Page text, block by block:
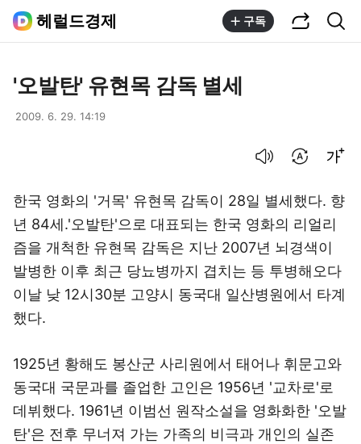
헤럴드경제 구독
'오발탄' 유현목 감독 별세
2009. 6. 29. 14:19
한국 영화의 '거목' 유현목 감독이 28일 별세했다. 향
년 84세.'오발탄'으로 대표되는 한국 영화의 리얼리
즘을 개척한 유현목 감독은 지난 2007년 뇌경색이
발병한 이후 최근 당뇨병까지 겹치는 등 투병해오다
이날 낮 12시30분 고양시 동국대 일산병원에서 타계
했다.
1925년 황해도 봉산군 사리원에서 태어나 휘문고와
동국대 국문과를 졸업한 고인은 1956년 '교차로'로
데뷔했다. 1961년 이범선 원작소설을 영화화한 '오발
탄'은 전후 무너져 가는 가족의 비극과 개인의 실존